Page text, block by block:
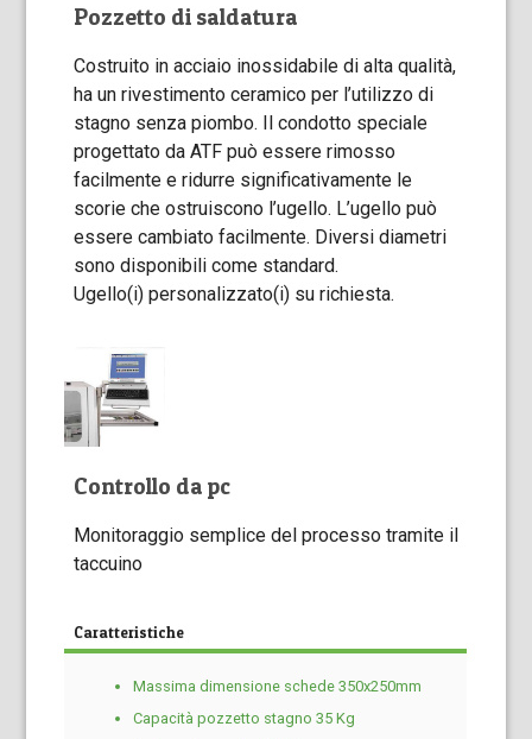
Pozzetto di saldatura
Costruito in acciaio inossidabile di alta qualità,
ha un rivestimento ceramico per l’utilizzo di
stagno senza piombo. Il condotto speciale
progettato da ATF può essere rimosso
facilmente e ridurre significativamente le
scorie che ostruiscono l’ugello. L’ugello può
essere cambiato facilmente. Diversi diametri
sono disponibili come standard.
Ugello(i) personalizzato(i) su richiesta.
Controllo da pc
Monitoraggio semplice del processo tramite il
taccuino
Caratteristiche
Massima dimensione schede 350x250mm
Capacità pozzetto stagno 35 Kg